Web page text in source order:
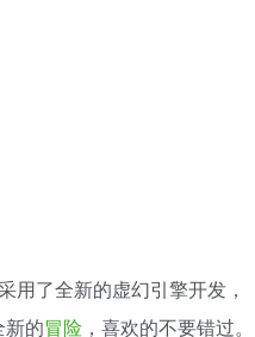
用了全新的虚幻引擎开发，
的冒险 ，喜欢的不要错过。